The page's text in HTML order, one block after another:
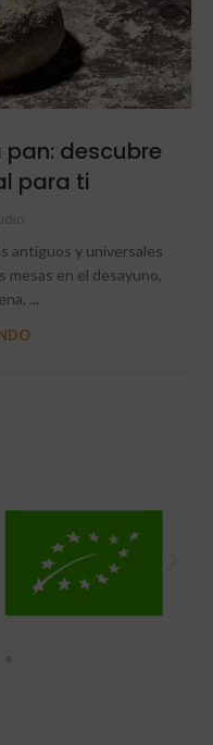
descubre
para ti
antiguos y universales
mesas en el desayuno,
...